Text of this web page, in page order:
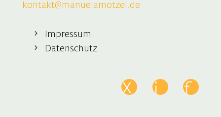
kontakt@manuelamotzel.de
Impressum
Datenschutz